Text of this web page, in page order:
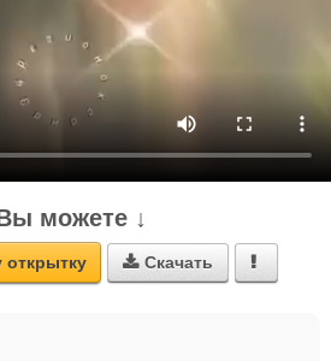
можете ↓
открытку  Скачать 